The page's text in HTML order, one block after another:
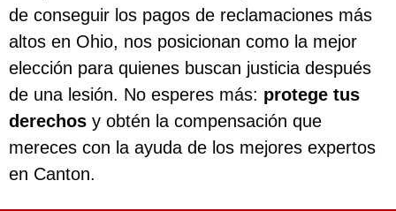
de conseguir los pagos de reclamaciones más
altos en Ohio, nos posicionan como la mejor
elección para quienes buscan justicia después
de una lesión. No esperes más: protege tus
derechos y obtén la compensación que
mereces con la ayuda de los mejores expertos
en Canton.